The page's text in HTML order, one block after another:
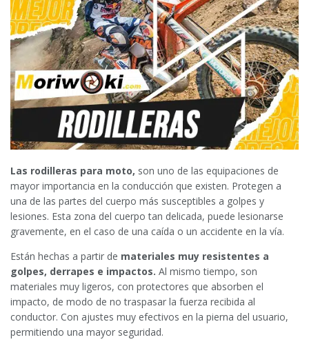
Las rodilleras para moto, son uno de las equipaciones de
mayor importancia en la conducción que existen. Protegen a
una de las partes del cuerpo más susceptibles a golpes y
lesiones. Esta zona del cuerpo tan delicada, puede lesionarse
gravemente, en el caso de una caída o un accidente en la vía.
Están hechas a partir de materiales muy resistentes a
golpes, derrapes e impactos. Al mismo tiempo, son
materiales muy ligeros, con protectores que absorben el
impacto, de modo de no traspasar la fuerza recibida al
conductor. Con ajustes muy efectivos en la pierna del usuario,
permitiendo una mayor seguridad.